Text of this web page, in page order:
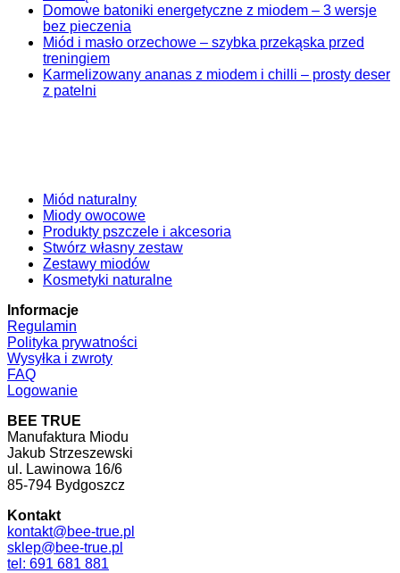
Domowe batoniki energetyczne z miodem – 3 wersje
bez pieczenia
Miód i masło orzechowe – szybka przekąska przed
treningiem
Karmelizowany ananas z miodem i chilli – prosty deser
z patelni
Miód naturalny
Miody owocowe
Produkty pszczele i akcesoria
Stwórz własny zestaw
Zestawy miodów
Kosmetyki naturalne
Informacje
Regulamin
Polityka prywatności
Wysyłka i zwroty
FAQ
Logowanie
BEE TRUE
Manufaktura Miodu
Jakub Strzeszewski
ul. Lawinowa 16/6
85-794 Bydgoszcz
Kontakt
kontakt@bee-true.pl
sklep@bee-true.pl
tel: 691 681 881